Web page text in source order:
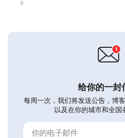
9
给你的一封
每周一次，我们将发送公告，博
以及在你的城市和全国